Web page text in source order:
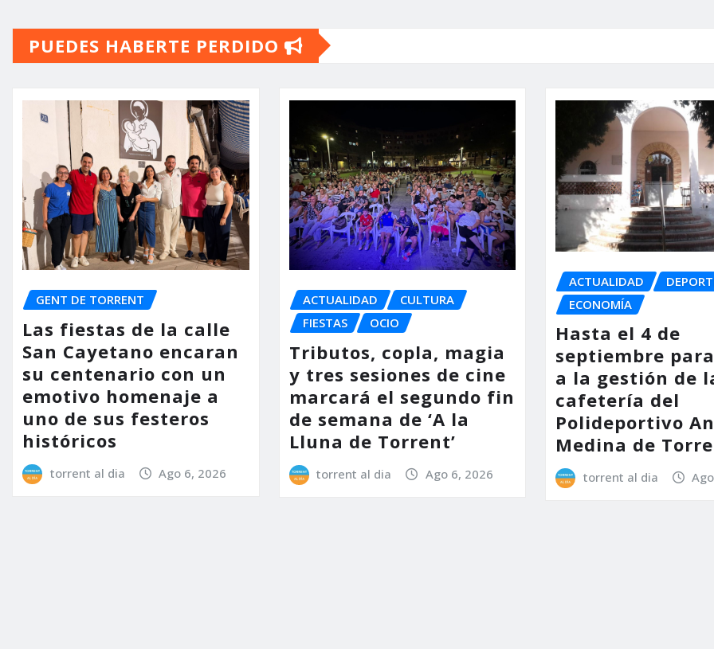
PUEDES HABERTE PERDIDO
GENT DE TORRENT
Las fiestas de la calle
San Cayetano encaran
su centenario con un
emotivo homenaje a
uno de sus festeros
históricos
torrent al dia Ago 6, 2026
ACTUALIDAD
CULTURA
FIESTAS
OCIO
Tributos, copla, magia
y tres sesiones de cine
marcará el segundo fin
de semana de ‘A la
Lluna de Torrent’
torrent al dia Ago 6, 2026
ACTUALIDAD
ECONOMÍA
Hasta el 4 de
septiembre
a la gestión de
cafetería del
Polideportivo
Medina de
torrent al dia